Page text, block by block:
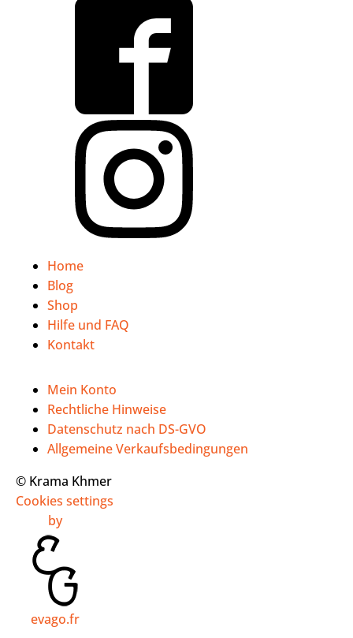
Home
Blog
Shop
Hilfe und FAQ
Kontakt
Mein Konto
Rechtliche Hinweise
Datenschutz nach DS-GVO
Allgemeine Verkaufsbedingungen
© Krama Khmer
Cookies settings
by
evago.fr